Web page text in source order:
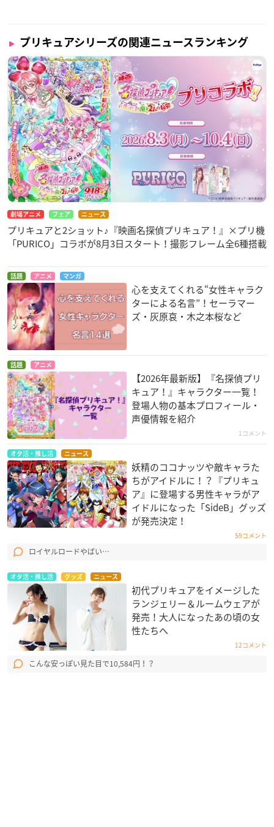
プリキュアシリーズの関連ニュースランキング
劇場アニメ フェア ニュース
プリキュアと2ショット♪『映画名探偵プリキュア！』×プリ機
「PURICO」コラボが8月3日スタート！撮影フレーム全6種搭載
話題 アニメ マンガ
心を支えてくれる“女性キャラク
ターによる名言”！セーラマー
ズ・灰原哀・木之本桜など
話題 アニメ
【2026年最新版】『名探偵プリ
キュア！』キャラクター一覧！
登場人物の基本プロフィール・
声優情報を紹介
1コメント
オタ活・推し活 ニュース
妖精のココナッツや敵キャラた
ちがアイドルに！？『プリキュ
ア』に登場する男性キャラがア
イドルになった「SideB」グッズ
が発売決定！
59コメント
ロイヤルロードやばい…
オタ活・推し活 グッズ ニュース
初代プリキュアをイメージした
ランジェリー＆ルームウェアが
発売！大人になったあの頃の女
性たちへ
12コメント
こんな安っぽい見た目で10,584円！？